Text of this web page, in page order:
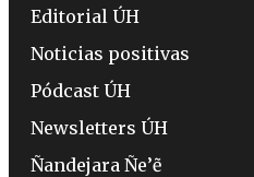
Editorial ÚH
Noticias positivas
Pódcast ÚH
Newsletters ÚH
Ñandejara Ñe’ẽ